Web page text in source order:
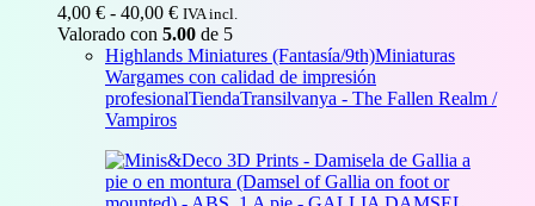
4,00 € - 40,00 €Rango
de
precios:
desde
4,00 €
IVA incl.
Valorado con 5.00 de 5
Highlands Miniatures (Fantasía/9th)Miniaturas
Wargames con calidad de impresión
profesionalTiendaTransilvanya - The Fallen Realm /
Vampiros